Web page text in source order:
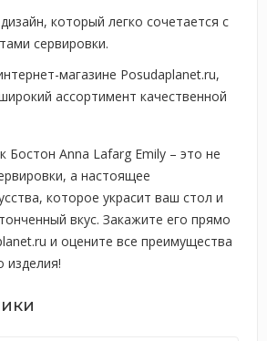
который легко сочетается с
сервировки.
магазине Posudaplanet.ru,
ассортимент качественной
Бостон Anna Lafarg Emily – это не
а настоящее
которое украсит ваш стол и
вкус. Закажите его прямо
и оцените все преимущества
изделия!